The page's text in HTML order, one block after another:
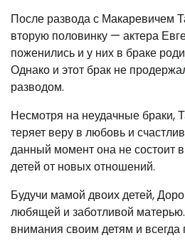
После развода с Макаревичем
вторую половинку — актера
поженились и у них в браке
Однако и этот брак не
разводом.
Несмотря на неудачные браки,
теряет веру в любовь и
данный момент она не состоит
детей от новых отношений.
Будучи мамой двоих детей,
любящей и заботливой
внимания своим детям и всегда